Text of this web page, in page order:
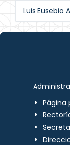
Luis Eusebio
Página